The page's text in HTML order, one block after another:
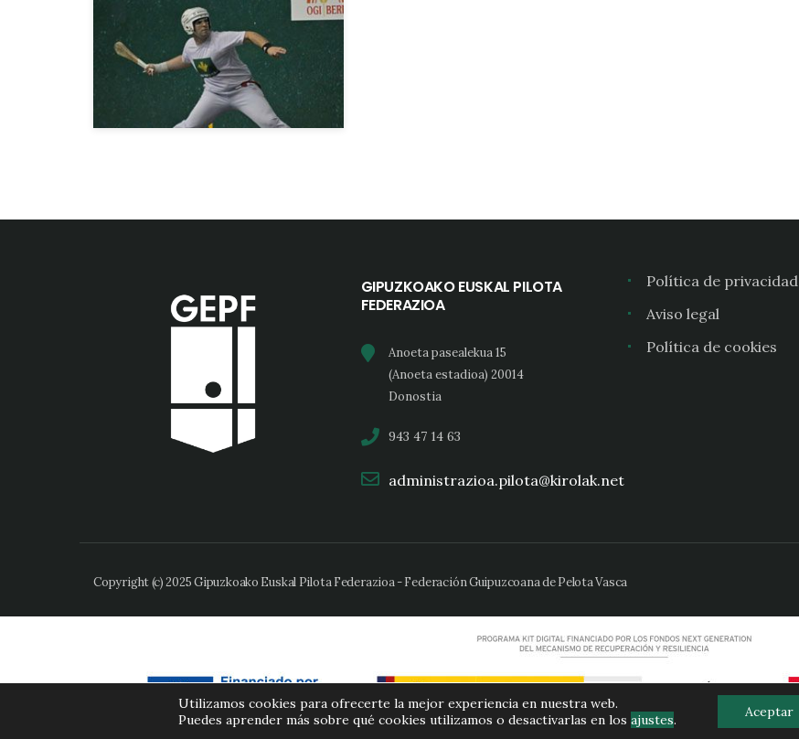
GIPUZKOAKO EUSKAL PILOTA
FEDERAZIOA
Anoeta pasealekua 15
(Anoeta estadioa) 20014
Donostia
943 47 14 63
administrazioa.pilota@kirolak.net
Política de privacidad
Aviso legal
Política de cookies
Copyright (c) 2025 Gipuzkoako Euskal Pilota Federazioa - Federación Guipuzcoana de Pelota Vasca
Utilizamos cookies para ofrecerte la mejor experiencia en nuestra web.
Puedes aprender más sobre qué cookies utilizamos o desactivarlas en losajustes. Aceptar